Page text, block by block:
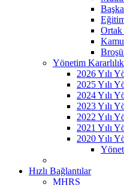
Yönetim
2026 Yılı
2025 Yılı
2024 Yılı
2023 Yılı
2022 Yılı
2021 Yılı
2020 Yılı
Hızlı Bağlantılar
MHRS